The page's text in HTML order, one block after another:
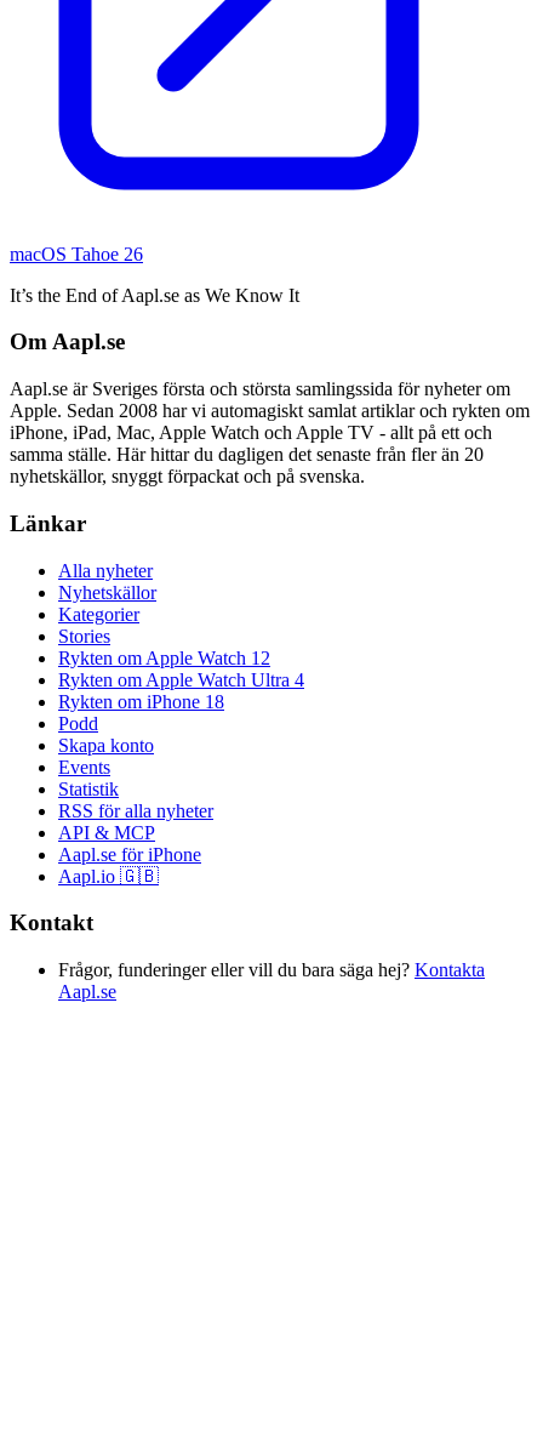
macOS Tahoe 26
It’s the End of Aapl.se as We Know It
Om Aapl.se
Aapl.se är Sveriges första och största samlingssida för nyheter om
Apple. Sedan 2008 har vi automagiskt samlat artiklar och rykten om
iPhone, iPad, Mac, Apple Watch och Apple TV - allt på ett och
samma ställe. Här hittar du dagligen det senaste från fler än 20
nyhetskällor, snyggt förpackat och på svenska.
Länkar
Alla nyheter
Nyhetskällor
Kategorier
Stories
Rykten om Apple Watch 12
Rykten om Apple Watch Ultra 4
Rykten om iPhone 18
Podd
Skapa konto
Events
Statistik
RSS för alla nyheter
API & MCP
Aapl.se för iPhone
Aapl.io 🇬🇧
Kontakt
Frågor, funderinger eller vill du bara säga hej? Kontakta
Aapl.se